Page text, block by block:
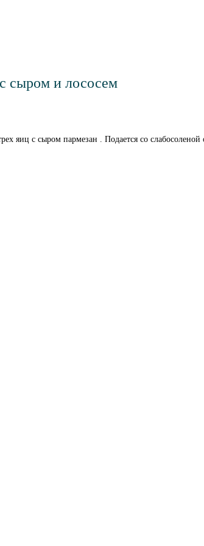
сыром и лососем
яиц с сыром пармезан . Подается со слабосоленой